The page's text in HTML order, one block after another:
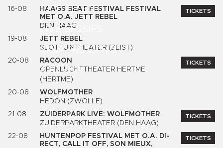
HITLIJSTEN
LIVE SESSIES
KINK PRESENTS
AGENDA
16-08
HAAGS BEAT FESTIVAL FESTIVAL
MET O.A. JETT REBEL
DEN HAAG
TICKETS
19-08
JETT REBEL
SLOTTUINTHEATER (ZEIST)
20-08
RACOON
OPENLUCHTTHEATER HERTME
(HERTME)
TICKETS
20-08
WOLFMOTHER
HEDON (ZWOLLE)
21-08
ZUIDERPARK LIVE: WOLFMOTHER
ZUIDERPARKTHEATER (DEN HAAG)
TICKETS
22-08
HUNTENPOP FESTIVAL MET O.A. DI-
RECT, CALL IT OFF, SON MIEUX,
TICKETS